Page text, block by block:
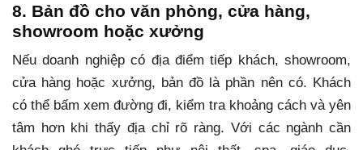
8. Bản đồ cho văn phòng, cửa hàng,
showroom hoặc xưởng
Nếu doanh nghiệp có địa điểm tiếp khách, showroom,
cửa hàng hoặc xưởng, bản đồ là phần nên có. Khách
có thể bấm xem đường đi, kiểm tra khoảng cách và yên
tâm hơn khi thấy địa chỉ rõ ràng. Với các ngành cần